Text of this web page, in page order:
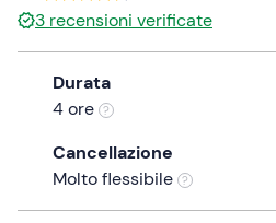
the
question
mark
keyboard
3 recensioni verificate
Durata
4 ore
Cancellazione
Molto flessibile